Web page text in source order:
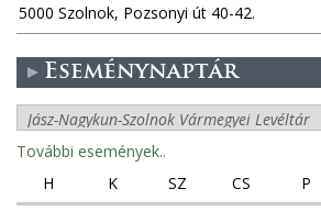
5000 Szolnok, Pozsonyi út 40-42.
Eseménynaptár
További események..
H
K SZ CS P